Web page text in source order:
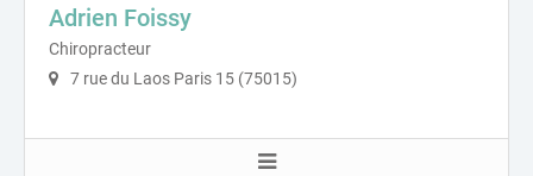
Adrien Foissy
Chiropracteur
7 rue du Laos Paris 15 (75015)